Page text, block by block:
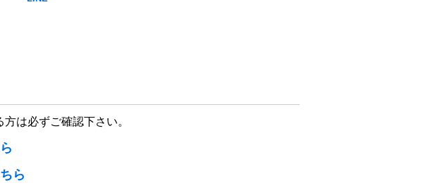
は必ずご確認下さい。
ら